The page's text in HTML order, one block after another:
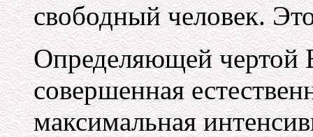
свободный человек.
Определяющей чертой
совершенная
максимальная